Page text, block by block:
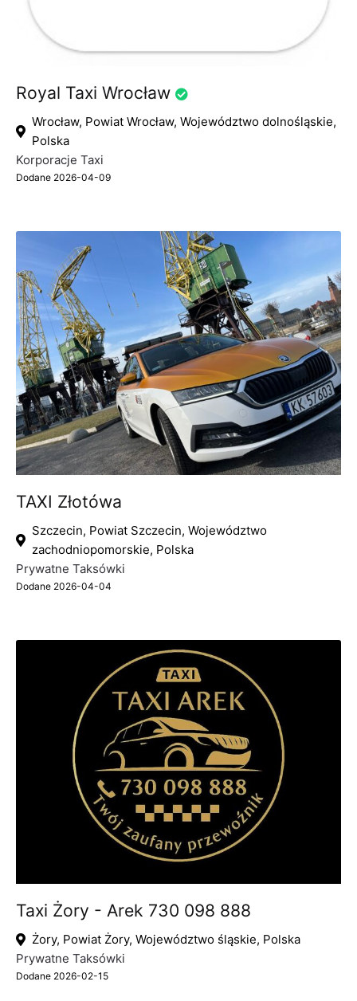
Royal Taxi Wrocław
Wrocław, Powiat Wrocław, Województwo dolnośląskie,
Polska
Korporacje Taxi
Dodane 2026-04-09
TAXI Złotówa
Szczecin, Powiat Szczecin, Województwo
zachodniopomorskie, Polska
Prywatne Taksówki
Dodane 2026-04-04
Taxi Żory - Arek 730 098 888
Żory, Powiat Żory, Województwo śląskie, Polska
Prywatne Taksówki
Dodane 2026-02-15